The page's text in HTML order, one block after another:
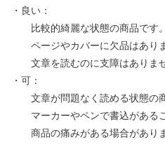
・良い：
比較的綺麗な状態の商品です。
ページやカバーに欠品はありま
文章を読むのに支障はありませ
・可：
文章が問題なく読める状態の商
マーカーやペンで書込があるこ
商品の痛みがある場合がありま